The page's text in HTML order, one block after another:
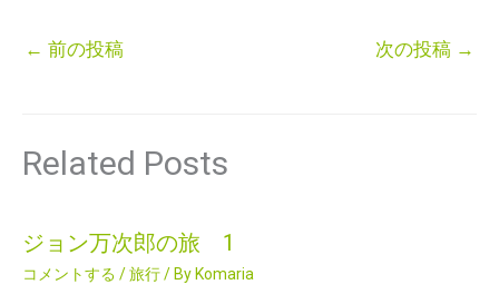
← 前の投稿 次の投稿 →
Related Posts
ジョン万次郎の旅 1
コメントする /旅行/ By Komaria